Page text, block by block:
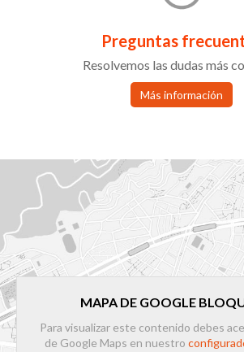
Preguntas
Resolvemos las dudas más
Más información
MAPA DE GOOGLE
Para visualizar este contenido debes
de Google Maps en nuestro